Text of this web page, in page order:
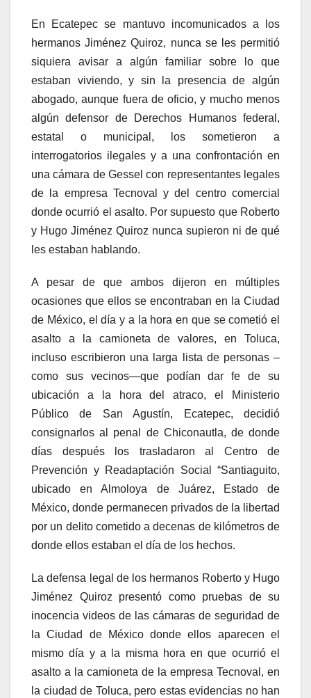
En Ecatepec se mantuvo incomunicados a los
hermanos Jiménez Quiroz, nunca se les permitió
siquiera avisar a algún familiar sobre lo que
estaban viviendo, y sin la presencia de algún
abogado, aunque fuera de oficio, y mucho menos
algún defensor de Derechos Humanos federal,
estatal o municipal, los sometieron a
interrogatorios ilegales y a una confrontación en
una cámara de Gessel con representantes legales
de la empresa Tecnoval y del centro comercial
donde ocurrió el asalto. Por supuesto que Roberto
y Hugo Jiménez Quiroz nunca supieron ni de qué
les estaban hablando.
A pesar de que ambos dijeron en múltiples
ocasiones que ellos se encontraban en la Ciudad
de México, el día y a la hora en que se cometió el
asalto a la camioneta de valores, en Toluca,
incluso escribieron una larga lista de personas –
como sus vecinos—que podían dar fe de su
ubicación a la hora del atraco, el Ministerio
Público de San Agustín, Ecatepec, decidió
consignarlos al penal de Chiconautla, de donde
días después los trasladaron al Centro de
Prevención y Readaptación Social “Santiaguito,
ubicado en Almoloya de Juárez, Estado de
México, donde permanecen privados de la libertad
por un delito cometido a decenas de kilómetros de
donde ellos estaban el día de los hechos.
La defensa legal de los hermanos Roberto y Hugo
Jiménez Quiroz presentó como pruebas de su
inocencia videos de las cámaras de seguridad de
la Ciudad de México donde ellos aparecen el
mismo día y a la misma hora en que ocurrió el
asalto a la camioneta de la empresa Tecnoval, en
la ciudad de Toluca, pero estas evidencias no han